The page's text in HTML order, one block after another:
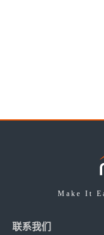
Make It
联系我们